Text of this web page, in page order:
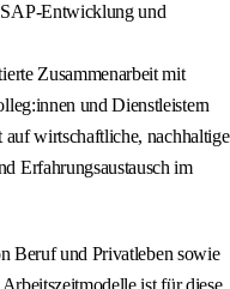
Entwicklung und
Zusammenarbeit mit
und Dienstleistern
wirtschaftliche, nachhaltige
Erfahrungsaustausch im
Beruf und Privatleben sowie